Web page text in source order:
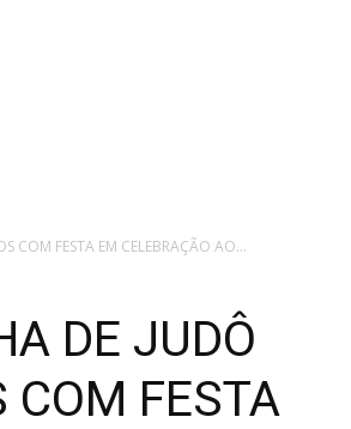
COM FESTA EM CELEBRAÇÃO AO...
DE JUDÔ
COM FESTA